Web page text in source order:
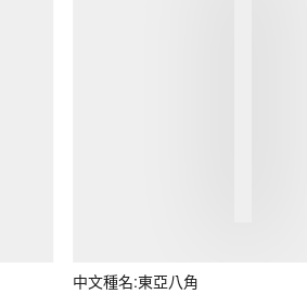
中文種名:東亞八角